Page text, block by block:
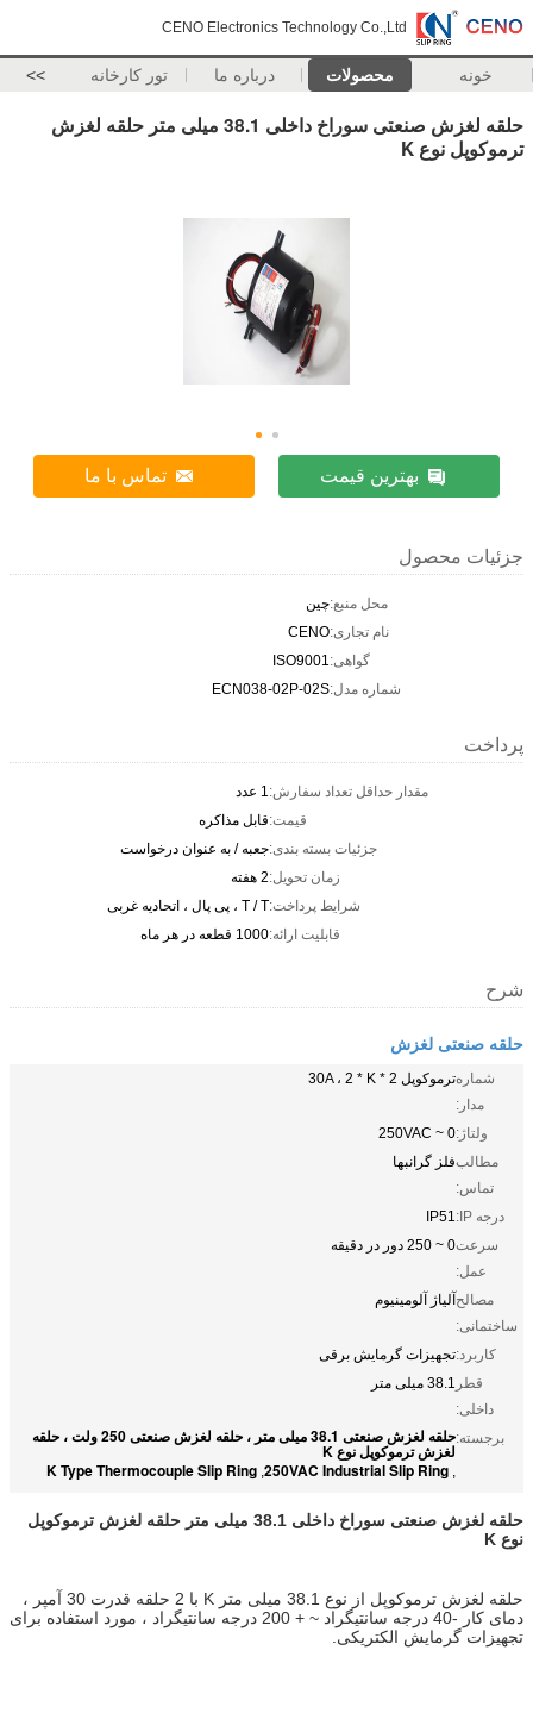
CENO Electronics Technology Co.,Ltd
خونه محصولات درباره ما تور کارخانه >>
حلقه لغزش صنعتی سوراخ داخلی 38.1 میلی متر حلقه لغزش
ترموکوپل نوع K
بهترین قیمت تماس با ما
جزئیات محصول
محل منبع:چین
نام تجاری:CENO
گواهی:ISO9001
شماره مدل:ECN038-02P-02S
پرداخت
مقدار حداقل تعداد سفارش:1 عدد
قیمت:قابل مذاکره
جزئیات بسته بندی:جعبه / به عنوان درخواست
زمان تحویل:2 هفته
شرایط پرداخت:T / T ، پی پال ، اتحادیه غربی
قابلیت ارائه:1000 قطعه در هر ماه
شرح
حلقه صنعتی لغزش
شماره
مدار:
ترموکوپل 2 * 30A ، 2 * K
ولتاژ:0 ~ 250VAC
مطالب
تماس:
فلز گرانبها
درجه IP:
IP51
سرعت
عمل:
0 ~ 250 دور در دقیقه
مصالح
ساختمانی:
آلیاژ آلومینیوم
کاربرد:تجهیزات گرمایش برقی
قطر
داخلی:
38.1 میلی متر
برجسته: حلقه لغزش صنعتی 38.1 میلی متر ، حلقه لغزش صنعتی 250 ولت ، حلقه
لغزش ترموکوپل نوع K
,
250VAC Industrial Slip Ring
,
K Type Thermocouple Slip Ring
حلقه لغزش صنعتی سوراخ داخلی 38.1 میلی متر حلقه لغزش ترموکوپل
نوع K
حلقه لغزش ترموکوپل از نوع 38.1 میلی متر K با 2 حلقه قدرت 30 آمپر ،
دمای کار -40 درجه سانتیگراد ~ + 200 درجه سانتیگراد ، مورد استفاده برای
تجهیزات گرمایش الکتریکی.